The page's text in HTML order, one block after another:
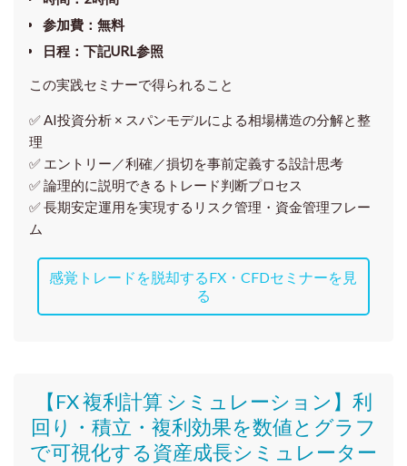
参加費：無料
日程：下記URL参照
この実践セミナーで得られること
✅ AI投資分析 × スパンモデルによる相場構造の分解と整
理
✅ エントリー／利確／損切を事前定義する設計思考
✅ 論理的に説明できるトレード判断プロセス
✅ 長期安定運用を実現するリスク管理・資金管理フレー
ム
感覚トレードを脱却するFX・CFDセミナーを見
る
【FX 複利計算 シミュレーション】利
回り・積立・複利効果を数値とグラフ
で可視化する資産成長シミュレーター